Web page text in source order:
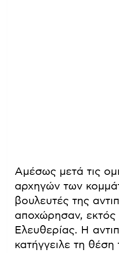
Αμέσως μετά τις
αρχηγών των
βουλευτές της
αποχώρησαν,
Ελευθερίας. Η
κατήγγειλε τη